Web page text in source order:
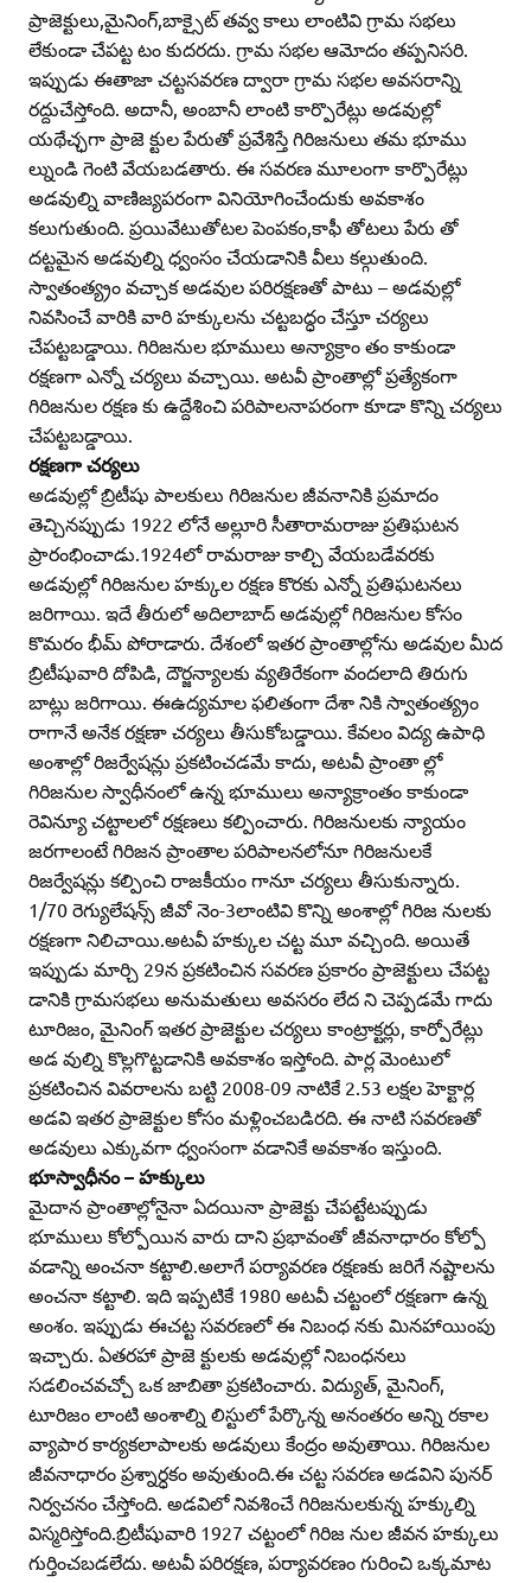
ప్రాజెక్టులు,మైనింగ్‌,బాక్సైట్‌ తవ్వ కాలు లాంటివి గ్రామ సభలు
లేకుండా చేపట్ట టం కుదరదు. గ్రామ సభల ఆమోదం తప్పనిసరి.
ఇప్పుడు ఈతాజా చట్టసవరణ ద్వారా గ్రామ సభల అవసరాన్ని
రద్దుచేస్తోంది. అదానీ, అంబానీ లాంటి కార్పొరేట్లు అడవుల్లో
యథేచ్ఛగా ప్రాజె క్టుల పేరుతో ప్రవేశిస్తే గిరిజనులు తమ భూము
ల్నుండి గెంటి వేయబడతారు. ఈ సవరణ మూలంగా కార్పొరేట్లు
అడవుల్ని వాణిజ్యపరంగా వినియోగించేందుకు అవకాశం
కలుగుతుంది. ప్రయివేటుతోటల పెంపకం,కాఫీ తోటలు పేరు తో
దట్టమైన అడవుల్ని ధ్వంసం చేయడానికి వీలు కల్గుతుంది.
స్వాతంత్య్రం వచ్చాక అడవుల పరిరక్షణతో పాటు – అడవుల్లో
నివసించే వారికి వారి హక్కులను చట్టబద్ధం చేస్తూ చర్యలు
చేపట్టబడ్డాయి. గిరిజనుల భూములు అన్యాక్రాం తం కాకుండా
రక్షణగా ఎన్నో చర్యలు వచ్చాయి. అటవీ ప్రాంతాల్లో ప్రత్యేకంగా
గిరిజనుల రక్షణ కు ఉద్దేశించి పరిపాలనాపరంగా కూడా కొన్ని చర్యలు
చేపట్టబడ్డాయి.
రక్షణగా చర్యలు
అడవుల్లో బ్రిటీషు పాలకులు గిరిజనుల జీవనానికి ప్రమాదం
తెచ్చినప్పుడు 1922 లోనే అల్లూరి సీతారామరాజు ప్రతిఘటన
ప్రారంభించాడు.1924లో రామరాజు కాల్చి వేయబడేవరకు
అడవుల్లో గిరిజనుల హక్కుల రక్షణ కొరకు ఎన్నో ప్రతిఘటనలు
జరిగాయి. ఇదే తీరులో అదిలాబాద్‌ అడవుల్లో గిరిజనుల కోసం
కొమరం భీమ్‌ పోరాడారు. దేశంలో ఇతర ప్రాంతాల్లోను అడవుల మీద
బ్రిటీషువారి దోపిడి, దౌర్జన్యాలకు వ్యతిరేకంగా వందలాది తిరుగు
బాట్లు జరిగాయి. ఈఉద్యమాల ఫలితంగా దేశా నికి స్వాతంత్య్రం
రాగానే అనేక రక్షణా చర్యలు తీసుకోబడ్డాయి. కేవలం విద్య ఉపాధి
అంశాల్లో రిజర్వేషన్లు ప్రకటించడమే కాదు, అటవీ ప్రాంతా ల్లో
గిరిజనుల స్వాధీనంలో ఉన్న భూములు అన్యాక్రాంతం కాకుండా
రెవిన్యూ చట్టాలలో రక్షణలు కల్పించారు. గిరిజనులకు న్యాయం
జరగాలంటే గిరిజన ప్రాంతాల పరిపాలనలోనూ గిరిజనులకే
రిజర్వేషన్లు కల్పించి రాజకీయం గానూ చర్యలు తీసుకున్నారు.
1/70 రెగ్యులేషన్స్‌ జీవో నెం-3లాంటివి కొన్ని అంశాల్లో గిరిజ నులకు
రక్షణగా నిలిచాయి.అటవీ హక్కుల చట్ట మూ వచ్చింది. అయితే
ఇప్పుడు మార్చి 29న ప్రకటించిన సవరణ ప్రకారం ప్రాజెక్టులు చేపట్ట
డానికి గ్రామసభలు అనుమతులు అవసరం లేద ని చెప్పడమే గాదు
టూరిజం, మైనింగ్‌ ఇతర ప్రాజెక్టుల చర్యలు కాంట్రాక్టర్లు, కార్పోరేట్లు
అడ వుల్ని కొల్లగొట్టడానికి అవకాశం ఇస్తోంది. పార్ల మెంటులో
ప్రకటించిన వివరాలను బట్టి 2008-09 నాటికే 2.53 లక్షల హెక్టార్ల
అడవి ఇతర ప్రాజెక్టుల కోసం మళ్లించబడిరది. ఈ నాటి సవరణతో
అడవులు ఎక్కువగా ధ్వంసంగా వడానికే అవకాశం ఇస్తుంది.
భూస్వాధీనం – హక్కులు
మైదాన ప్రాంతాల్లోనైనా ఏదయినా ప్రాజెక్టు చేపట్టేటప్పుడు
భూములు కోల్పోయిన వారు దాని ప్రభావంతో జీవనాధారం కోల్పో
వడాన్ని అంచనా కట్టాలి.అలాగే పర్యావరణ రక్షణకు జరిగే నష్టాలను
అంచనా కట్టాలి. ఇది ఇప్పటికే 1980 అటవీ చట్టంలో రక్షణగా ఉన్న
అంశం. ఇప్పుడు ఈచట్ట సవరణలో ఈ నిబంధ నకు మినహాయింపు
ఇచ్చారు. ఏతరహా ప్రాజె క్టులకు అడవుల్లో నిబంధనలు
సడలించవచ్చో ఒక జాబితా ప్రకటించారు. విద్యుత్‌, మైనింగ్‌,
టూరిజం లాంటి అంశాల్ని లిస్టులో పేర్కొన్న అనంతరం అన్ని రకాల
వ్యాపార కార్యకలాపాలకు అడవులు కేంద్రం అవుతాయి. గిరిజనుల
జీవనాధారం ప్రశ్నార్ధకం అవుతుంది.ఈ చట్ట సవరణ అడవిని పునర్‌
నిర్వచనం చేస్తోంది. అడవిలో నివశించే గిరిజనులకున్న హక్కుల్ని
విస్మరిస్తోంది.బ్రిటీషువారి 1927 చట్టంలో గిరిజ నుల జీవన హక్కులు
గుర్తించబడలేదు. అటవీ పరిరక్షణ, పర్యావరణం గురించి ఒక్కమాట